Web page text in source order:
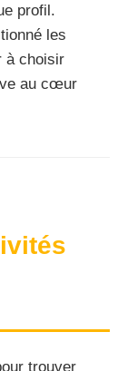
profil.
les
à choisir
au cœur
trouver